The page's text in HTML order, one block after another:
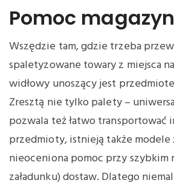
Pomoc
Wszędzie tam, gdzie trzeba
spaletyzowane towary z miejsca
widłowy unoszący jest
Zresztą nie tylko palety –
pozwala też łatwo transportować
przedmioty, istnieją także
nieoceniona pomoc przy szybkim
załadunku) dostaw. Dlatego